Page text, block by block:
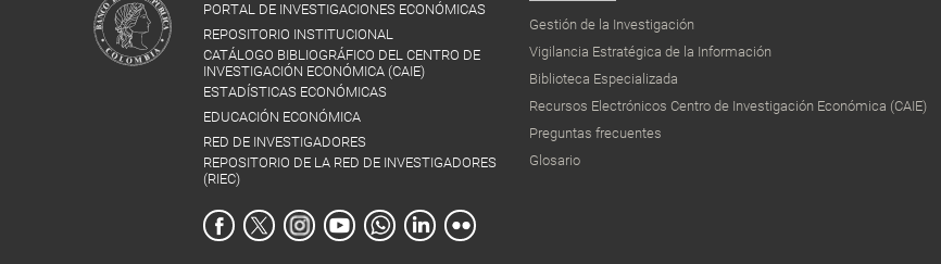
PORTAL DE INVESTIGACIONES ECONÓMICAS
REPOSITORIO INSTITUCIONAL
CATÁLOGO BIBLIOGRÁFICO DEL CENTRO DE
INVESTIGACIÓN ECONÓMICA (CAIE)
ESTADÍSTICAS ECONÓMICAS
EDUCACIÓN ECONÓMICA
RED DE INVESTIGADORES
REPOSITORIO DE LA RED DE INVESTIGADORES
(RIEC)
Gestión de la Investigación
Vigilancia Estratégica de la Información
Biblioteca Especializada
Recursos Electrónicos Centro de Investigación Económica (CAIE)
Preguntas frecuentes
Glosario